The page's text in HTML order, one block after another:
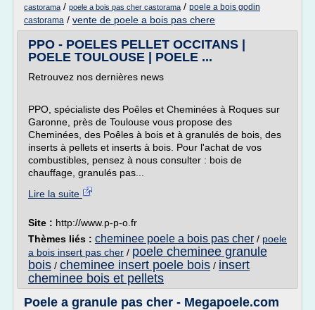
castorama / poele a bois pas cher castorama / poele a bois godin
castorama / vente de poele a bois pas chere
PPO - POELES PELLET OCCITANS |
POELE TOULOUSE | POELE ...
Retrouvez nos dernières news
PPO, spécialiste des Poêles et Cheminées à Roques sur
Garonne, près de Toulouse vous propose des
Cheminées, des Poêles à bois et à granulés de bois, des
inserts à pellets et inserts à bois. Pour l'achat de vos
combustibles, pensez à nous consulter : bois de
chauffage, granulés pas...
Lire la suite
Site : http://www.p-p-o.fr
Thèmes liés : cheminee poele a bois pas cher / poele
a bois insert pas cher / poele cheminee granule
bois / cheminee insert poele bois / insert
cheminee bois et pellets
Poele a granule pas cher - Megapoele.com